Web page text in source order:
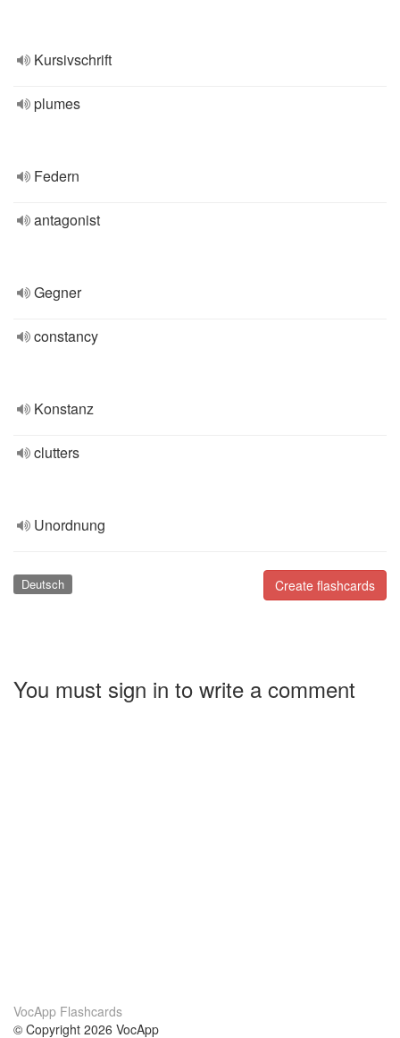
Kursivschrift
plumes
Federn
antagonist
Gegner
constancy
Konstanz
clutters
Unordnung
Create flashcards
Deutsch
You must sign in to write a comment
VocApp Flashcards
© Copyright 2026 VocApp